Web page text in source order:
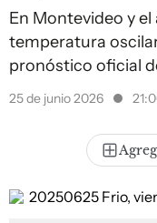
En Montevideo y
temperatura
pronóstico oficial
25 de junio 2026